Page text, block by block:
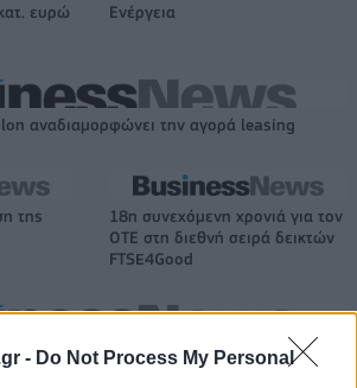
- Do Not Process My Personal
ευρώ
Ενέργεια
αναδιαμορφώνει την αγορά leasing
της
18η συνεχόμενη χρονιά για τον
ΟΤΕ στη διεθνή σειρά δεικτών
FTSE4Good
φορά το Αρχαίο Θέατρο Επιδαύρου άνοιξε τις